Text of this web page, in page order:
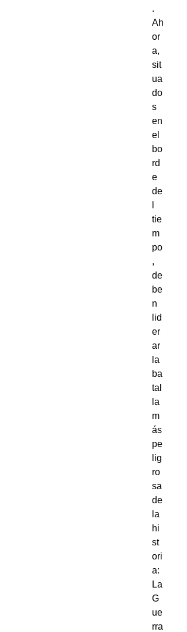
.
Ah
or
a,
sit
ua
do
s
en
el
bo
rd
e
de
tie
m
po
,
de
be
n
lid
er
ar
la
ba
tal
la
m
ás
pe
lig
ro
sa
de
la
hi
st
ori
a:
La
G
ue
rra